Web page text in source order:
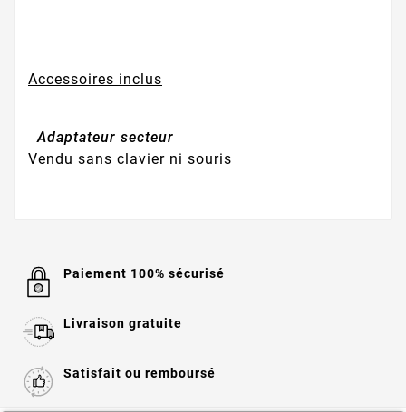
Accessoires inclus
Adaptateur secteur
Vendu sans clavier ni souris
Paiement 100% sécurisé
Livraison gratuite
Satisfait ou remboursé